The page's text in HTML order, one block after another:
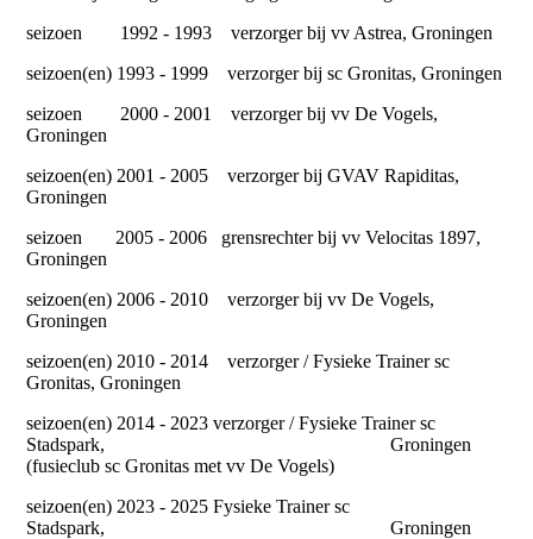
seizoen 1992 - 1993 verzorger bij vv Astrea, Groningen
seizoen(en) 1993 - 1999 verzorger bij sc Gronitas, Groningen
seizoen 2000 - 2001 verzorger bij vv De Vogels,
Groningen
seizoen(en) 2001 - 2005 verzorger bij GVAV Rapiditas,
Groningen
seizoen 2005 - 2006 grensrechter bij vv Velocitas 1897,
Groningen
seizoen(en) 2006 - 2010 verzorger bij vv De Vogels,
Groningen
seizoen(en) 2010 - 2014 verzorger / Fysieke Trainer sc
Gronitas, Groningen
seizoen(en) 2014 - 2023 verzorger / Fysieke Trainer sc
Stadspark, Groningen
(fusieclub sc Gronitas met vv De Vogels)
seizoen(en) 2023 - 2025 Fysieke Trainer sc
Stadspark, Groningen